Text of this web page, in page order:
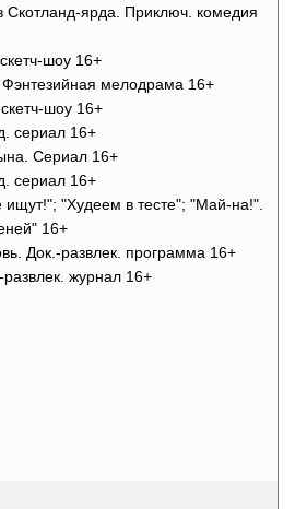
Скотланд-ярда. Приключ. комедия
шоу 16+
мелодрама 16+
шоу 16+
сериал 16+
Сериал 16+
сериал 16+
"Худеем в тесте"; "Май-на!".
16+
Док.-развлек. программа 16+
журнал 16+